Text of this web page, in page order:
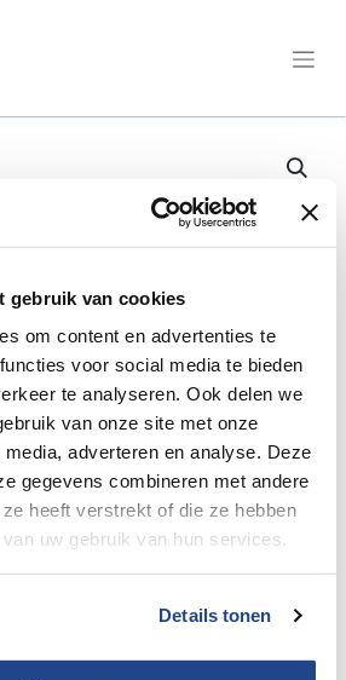
gebruik van cookies
om content en advertenties te
voor social media te bieden
te analyseren. Ook delen we
van onze site met onze
adverteren en analyse. Deze
gegevens combineren met andere
heeft verstrekt of die ze hebben
uw gebruik van hun services.
Details tonen
R Citroën 140pk